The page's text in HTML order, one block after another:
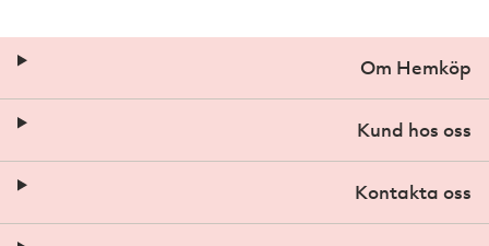
Om Hemköp
Kund hos oss
Kontakta oss